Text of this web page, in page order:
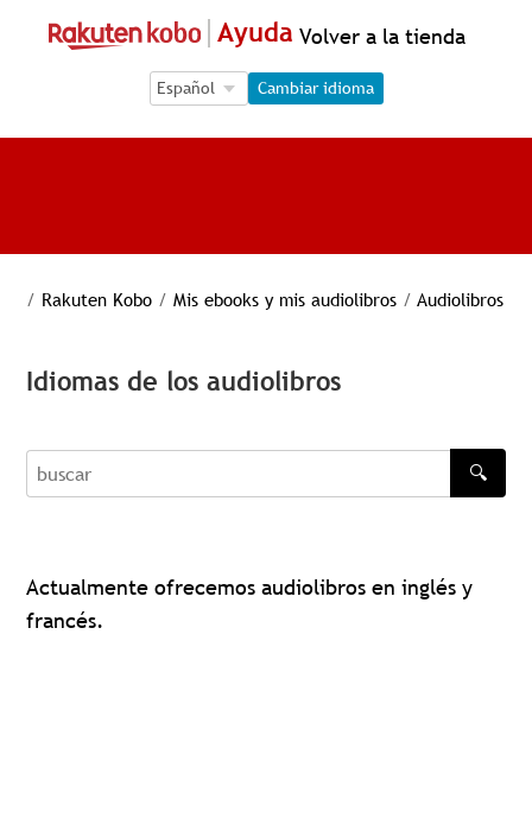
Ayuda Volver a la tienda
Language Selection
Language Selection
Cambiar idioma
/ Rakuten Kobo / Mis ebooks y mis audiolibros / Audiolibros
Idiomas de los audiolibros
buscar
🔍
Actualmente ofrecemos audiolibros en inglés y
francés.